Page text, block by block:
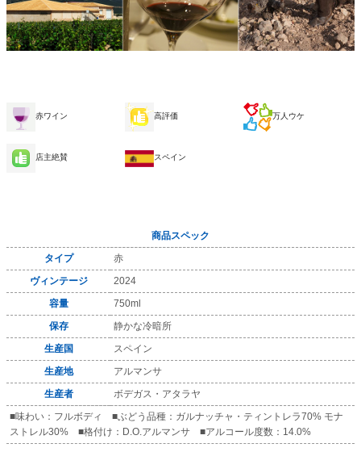
赤ワイン 高評価 万人ウケ
店主絶賛 スペイン
商品スペック
タイプ
赤
ヴィンテージ
2024
容量
750ml
保存
静かな冷暗所
生産国
スペイン
生産地
アルマンサ
生産者
ボデガス・アタラヤ
■味わい：フルボディ ■ぶどう品種：ガルナッチャ・ティントレラ70% モナ
ストレル30% ■格付け：D.O.アルマンサ ■アルコール度数：14.0%